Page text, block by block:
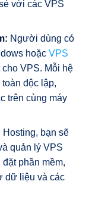
với các VPS
Người dùng có
hoặc VPS
VPS. Mỗi hệ
độc lập,
trên cùng máy
Hosting, bạn sẽ
quản lý VPS
phần mềm,
dữ liệu và các